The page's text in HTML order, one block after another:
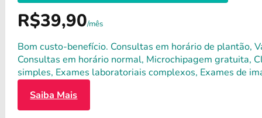
R$39,90/mês
Bom custo-benefício. Consultas em horário de plantão,
Consultas em horário normal, Microchipagem gratuita,
simples, Exames laboratoriais complexos, Exames de
Saiba Mais